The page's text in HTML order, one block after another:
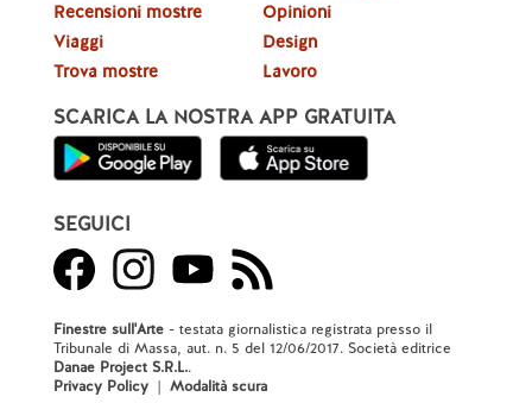
Recensioni mostre
Viaggi
Trova mostre
Opinioni
Design
Lavoro
SCARICA LA NOSTRA APP GRATUITA
SEGUICI
Finestre sull'Arte- testata giornalistica registrata presso il
Tribunale di Massa, aut. n. 5 del 12/06/2017. Società editrice
Danae Project S.R.L..
Privacy Policy| Modalità scura